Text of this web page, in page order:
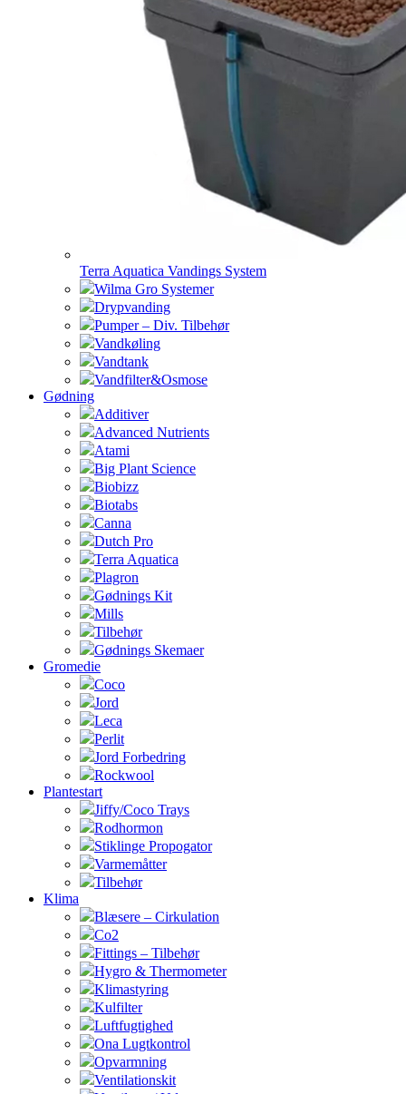
Terra Aquatica Vandings System
Wilma Gro Systemer
Drypvanding
Pumper – Div. Tilbehør
Vandkøling
Vandtank
Vandfilter&Osmose
Gødning
Additiver
Advanced Nutrients
Atami
Big Plant Science
Biobizz
Biotabs
Canna
Dutch Pro
Terra Aquatica
Plagron
Gødnings Kit
Mills
Tilbehør
Gødnings Skemaer
Gromedie
Coco
Jord
Leca
Perlit
Jord Forbedring
Rockwool
Plantestart
Jiffy/Coco Trays
Rodhormon
Stiklinge Propogator
Varmemåtter
Tilbehør
Klima
Blæsere – Cirkulation
Co2
Fittings – Tilbehør
Hygro & Thermometer
Klimastyring
Kulfilter
Luftfugtighed
Ona Lugtkontrol
Opvarmning
Ventilationskit